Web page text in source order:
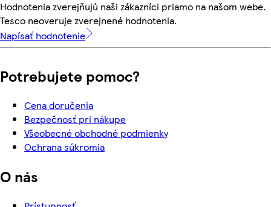
Hodnotenia zverejňujú naši zákazníci priamo na našom webe.
Tesco neoveruje zverejnené hodnotenia.
Napísať hodnotenie
Potrebujete pomoc?
Cena doručenia
Bezpečnosť pri nákupe
Všeobecné obchodné podmienky
Ochrana súkromia
O nás